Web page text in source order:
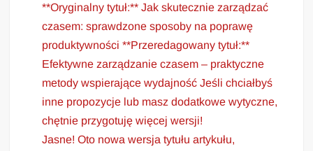
**Oryginalny tytuł:** Jak skutecznie zarządzać
czasem: sprawdzone sposoby na poprawę
produktywności **Przeredagowany tytuł:**
Efektywne zarządzanie czasem – praktyczne
metody wspierające wydajność Jeśli chciałbyś
inne propozycje lub masz dodatkowe wytyczne,
chętnie przygotuję więcej wersji!
Jasne! Oto nowa wersja tytułu artykułu,